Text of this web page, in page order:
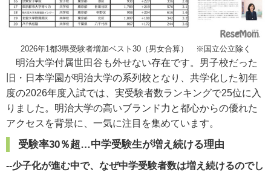
2026年1都3県受験者増加ベスト30（男女合算） ※国立公立除く
明治大学付属世田谷も外せない存在です。男子校だった
旧・日本学園が明治大学の系列校となり、共学化した初年
度の2026年度入試では、実受験者数ランキングで25位に入
りました。明治大学の高いブランド力と都心からの優れた
アクセスを背景に、一気に注目を集めています。
受験率30％超…中学受験生が増え続ける理由
--少子化が進む中で、なぜ中学受験者数は増え続けるのでし